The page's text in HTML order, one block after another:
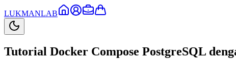
LUKMANLAB
Tutorial Docker Compose PostgreSQL